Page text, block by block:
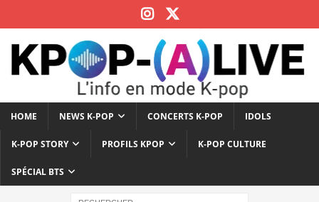
HOME NEWS K-POP CONCERTS K-POP IDOLS
K-POP STORY PROFILS KPOP K-POP CULTURE
SPÉCIAL BTS